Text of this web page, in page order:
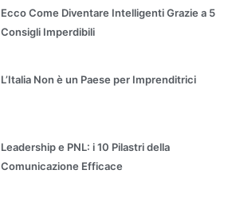
Ecco Come Diventare Intelligenti Grazie a 5
Consigli Imperdibili
L’Italia Non è un Paese per Imprenditrici
Leadership e PNL: i 10 Pilastri della
Comunicazione Efficace